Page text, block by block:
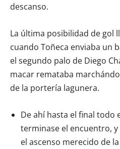
descanso.
La última posibilidad de gol
cuando Toñeca enviaba un
el segundo palo de Diego
macar remataba
de la portería lagunera.
De ahí hasta el final todo
terminase el encuentro,
el ascenso merecido de